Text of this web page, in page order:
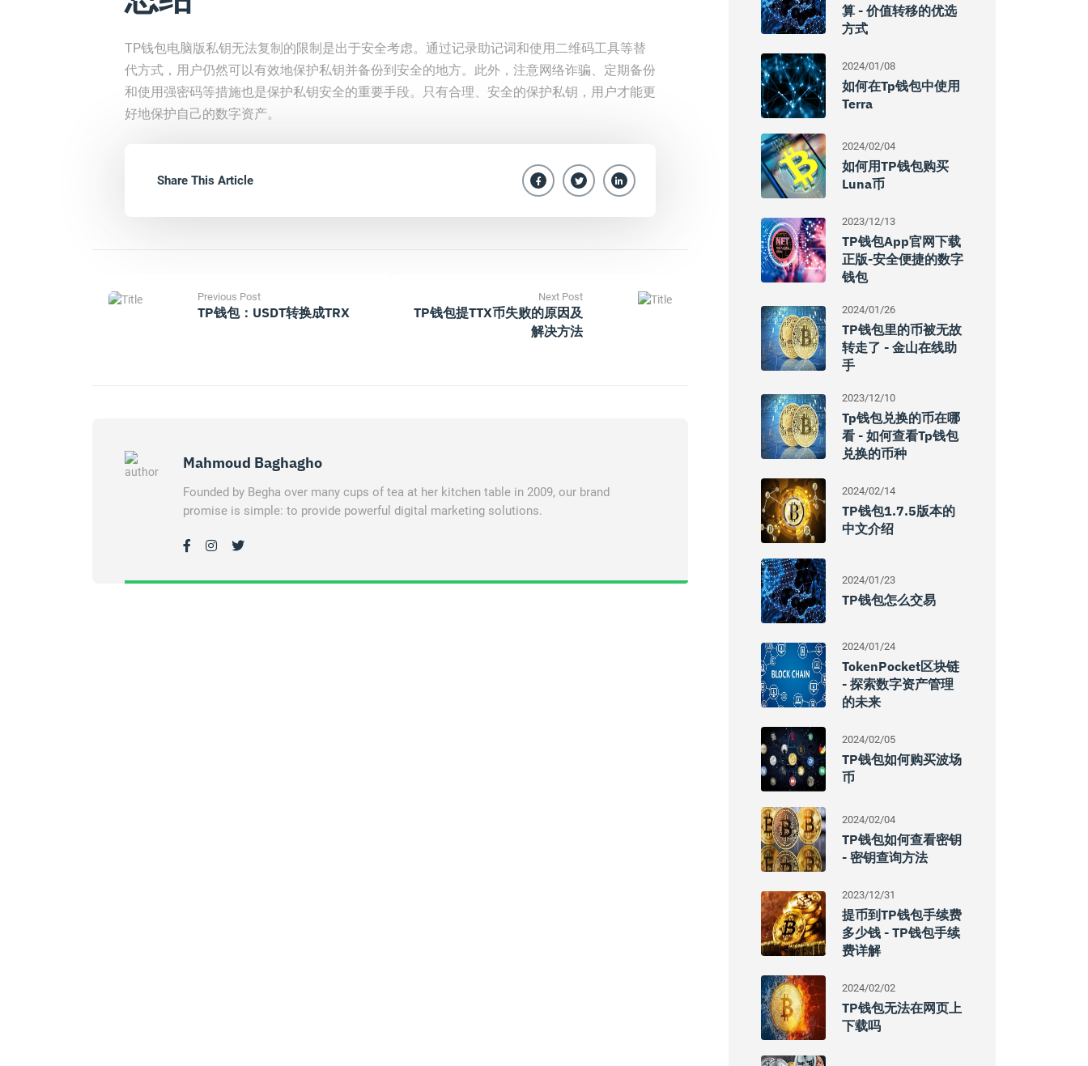
TP钱包电脑版私钥无法复制的限制是出于安全考虑。通过记录助记词和使用二维码工具等替
代方式，用户仍然可以有效地保护私钥并备份到安全的地方。此外，注意网络诈骗、定期备份
和使用强密码等措施也是保护私钥安全的重要手段。只有合理、安全的保护私钥，用户才能更
好地保护自己的数字资产。
Share This Article
Previous Post
TP钱包：USDT转换成TRX
Next Post
TP钱包提TTX币失败的原因及
解决方法
Mahmoud Baghagho
Founded by Begha over many cups of tea at her kitchen table in 2009, our brand
promise is simple: to provide powerful digital marketing solutions.
算 - 价值转移的优选
方式
2024/01/08
如何在tp钱包中使用
Terra
2024/02/04
如何用TP钱包购买
Luna币
2023/12/13
TP钱包App官网下载
正版-安全便捷的数字
钱包
2024/01/26
TP钱包里的币被无故
转走了 - 金山在线助
手
2023/12/10
Tp钱包兑换的币在哪
看 - 如何查看tp钱包
兑换的币种
2024/02/14
TP钱包1.7.5版本的
中文介绍
2024/01/23
TP钱包怎么交易
2024/01/24
TokenPocket区块链
- 探索数字资产管理
的未来
2024/02/05
TP钱包如何购买波场
币
2024/02/04
TP钱包如何查看密钥
- 密钥查询方法
2023/12/31
提币到TP钱包手续费
多少钱 - TP钱包手续
费详解
2024/02/02
TP钱包无法在网页上
下载吗